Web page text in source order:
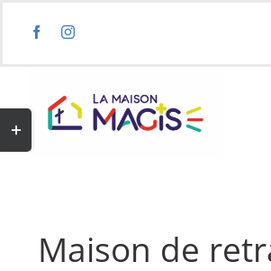
Maison de
Toggle
Sliding